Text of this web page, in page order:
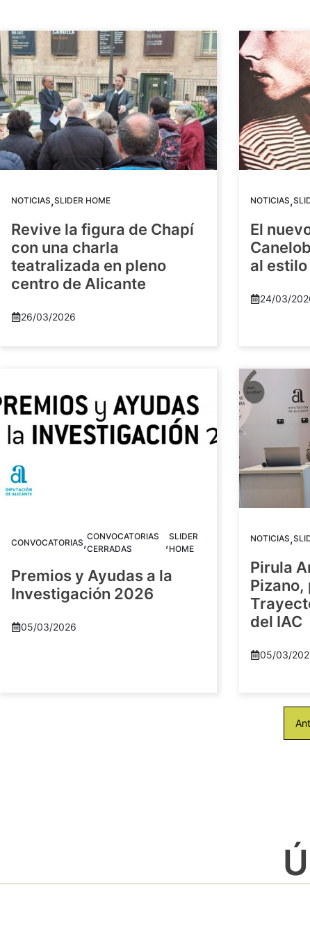
NOTICIAS,SLIDER HOME
Revive la figura de Chapí
con una charla
teatralizada en pleno
centro de Alicante
26/03/2026
NOTICIAS,
El
al
24/03/
CONVOCATORIAS,CONVOCATORIAS
CERRADAS
,SLIDER
HOME
Premios y Ayudas a la
Investigación 2026
05/03/2026
NOTICIAS,
Pirula
Pizano,
del IAC
05/03/